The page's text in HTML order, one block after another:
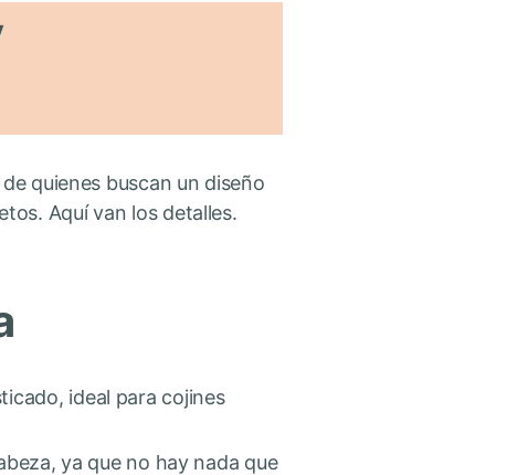
quienes buscan un diseño
Aquí van los detalles.
ideal para cojines
ya que no hay nada que